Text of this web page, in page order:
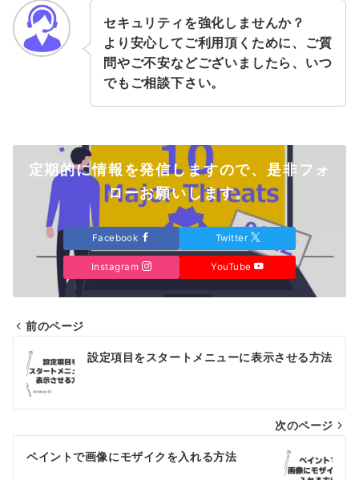
セキュリティを強化しませんか？
より安心してご利用頂くために、ご質
問やご不安などございましたら、いつ
でもご相談下さい。
定期的に情報を発信しますので、是非フォ
ローお願いします。
Facebook Twitter
Instagram YouTube
投
稿
ナ
ビ
ゲ
前のページ
設定項目をスタートメニューに表示させる方法
次のページ
ペイントで画像にモザイクを入れる方法